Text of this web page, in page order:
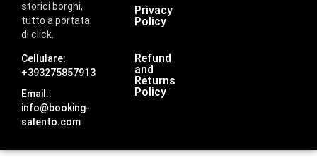
storici borghi,
tutto a portata
di click.
Cellulare:
+393275857913
Email:
info@booking-
salento.com
Privacy
Policy
Refund
and
Returns
Policy